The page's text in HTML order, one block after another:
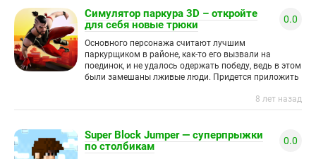
Симулятор паркура 3D – откройте
для себя новые трюки
0.0
Основного персонажа считают лучшим
паркурщиком в районе, как-то его вызвали на
поединок, и не удалось одержать победу, ведь в этом
были замешаны лживые люди. Придется приложить
8 лет назад
Super Block Jumper — суперпрыжки
по столбикам
0.0